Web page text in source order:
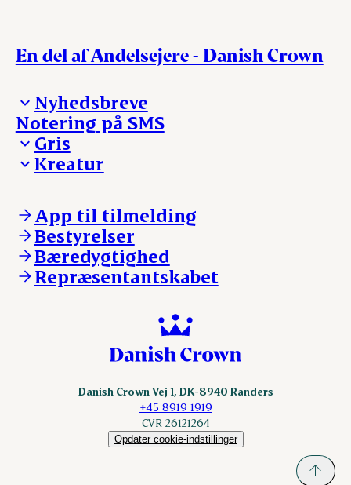
En del af Andelsejere - Danish Crown
Nyhedsbreve
Madinspiration - nyhedsbrev
Notering på SMS
Gris
Ejerinformation
Nyheder
Login
Kreatur
Kontakt os
Notering
Nyheder
Login
App til tilmelding
Bestyrelser
Bæredygtighed
Repræsentantskabet
Danish Crown Vej 1, DK-8940 Randers
+45 8919 1919
CVR 26121264
Opdater cookie-indstillinger